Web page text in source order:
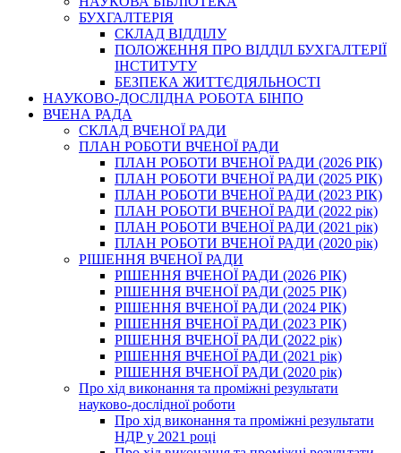
БУХГАЛТЕРІЯ
СКЛАД ВІДДІЛУ
ПОЛОЖЕННЯ ПРО ВІДДІЛ БУХГАЛТЕРІЇ
ІНСТИТУТУ
БЕЗПЕКА ЖИТТЄДІЯЛЬНОСТІ
НАУКОВО-ДОСЛІДНА РОБОТА БІНПО
ВЧЕНА РАДА
СКЛАД ВЧЕНОЇ РАДИ
ПЛАН РОБОТИ ВЧЕНОЇ РАДИ
ПЛАН РОБОТИ ВЧЕНОЇ РАДИ (2026 РІК)
ПЛАН РОБОТИ ВЧЕНОЇ РАДИ (2025 РІК)
ПЛАН РОБОТИ ВЧЕНОЇ РАДИ (2023 РІК)
ПЛАН РОБОТИ ВЧЕНОЇ РАДИ (2022 рік)
ПЛАН РОБОТИ ВЧЕНОЇ РАДИ (2021 рік)
ПЛАН РОБОТИ ВЧЕНОЇ РАДИ (2020 рік)
РІШЕННЯ ВЧЕНОЇ РАДИ
РІШЕННЯ ВЧЕНОЇ РАДИ (2026 РІК)
РІШЕННЯ ВЧЕНОЇ РАДИ (2025 РІК)
РІШЕННЯ ВЧЕНОЇ РАДИ (2024 РІК)
РІШЕННЯ ВЧЕНОЇ РАДИ (2023 РІК)
РІШЕННЯ ВЧЕНОЇ РАДИ (2022 рік)
РІШЕННЯ ВЧЕНОЇ РАДИ (2021 рік)
РІШЕННЯ ВЧЕНОЇ РАДИ (2020 рік)
Про хід виконання та проміжні результати
науково-дослідної роботи
Про хід виконання та проміжні результати
НДР у 2021 році